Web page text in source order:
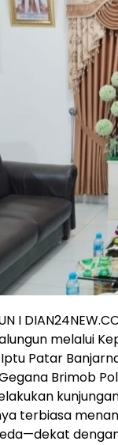
I
melalui
Patar
Brimob
terbiasa